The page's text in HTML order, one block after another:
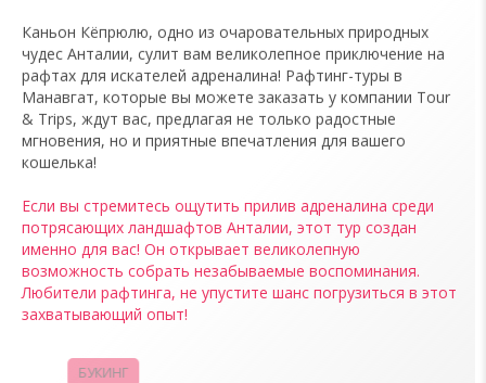
Каньон Кёпрюлю, одно из очаровательных природных
чудес Анталии, сулит вам великолепное приключение на
рафтах для искателей адреналина! Рафтинг-туры в
Манавгат, которые вы можете заказать у компании Tour
& Trips, ждут вас, предлагая не только радостные
мгновения, но и приятные впечатления для вашего
кошелька!
Если вы стремитесь ощутить прилив адреналина среди
потрясающих ландшафтов Анталии, этот тур создан
именно для вас! Он открывает великолепную
возможность собрать незабываемые воспоминания.
Любители рафтинга, не упустите шанс погрузиться в этот
захватывающий опыт!
БУКИНГ